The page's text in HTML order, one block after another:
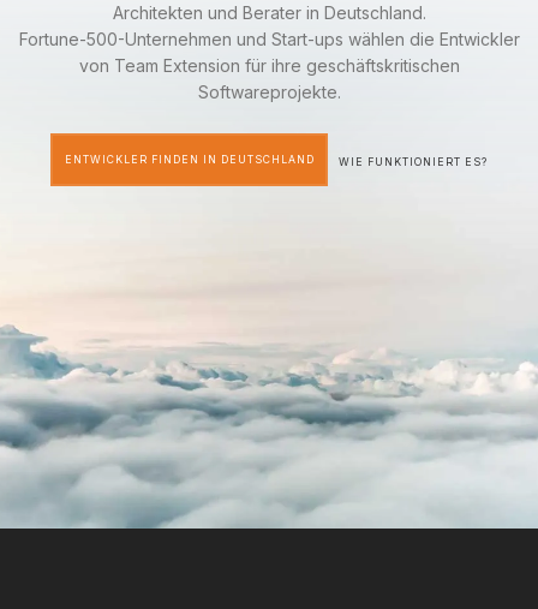
Architekten und Berater in Deutschland.
Fortune-500-Unternehmen und Start-ups wählen die Entwickler
von Team Extension für ihre geschäftskritischen
Softwareprojekte.
ENTWICKLER FINDEN IN DEUTSCHLAND WIE FUNKTIONIERT ES?